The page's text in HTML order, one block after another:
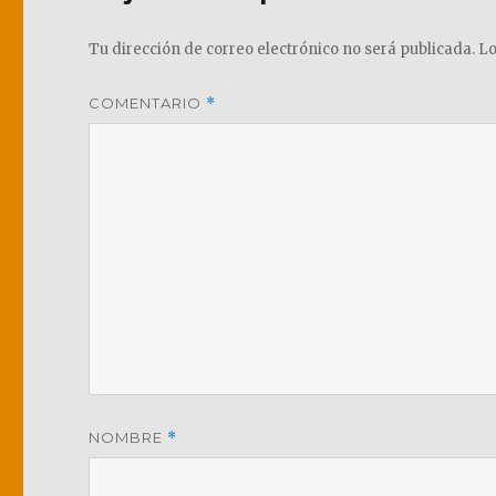
Tu dirección de correo electrónico no será publicada.
COMENTARIO *
NOMBRE *